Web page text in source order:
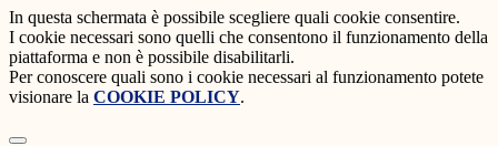
In questa schermata è possibile scegliere quali cookie consentire.
I cookie necessari sono quelli che consentono il funzionamento della
piattaforma e non è possibile disabilitarli.
Per conoscere quali sono i cookie necessari al funzionamento potete
visionare la COOKIE POLICY.